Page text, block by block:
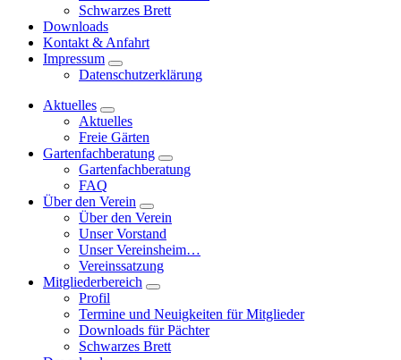
Schwarzes Brett
Downloads
Kontakt & Anfahrt
Impressum
Datenschutzerklärung
Aktuelles
Aktuelles
Freie Gärten
Gartenfachberatung
Gartenfachberatung
FAQ
Über den Verein
Über den Verein
Unser Vorstand
Unser Vereinsheim…
Vereinssatzung
Mitgliederbereich
Profil
Termine und Neuigkeiten für Mitglieder
Downloads für Pächter
Schwarzes Brett